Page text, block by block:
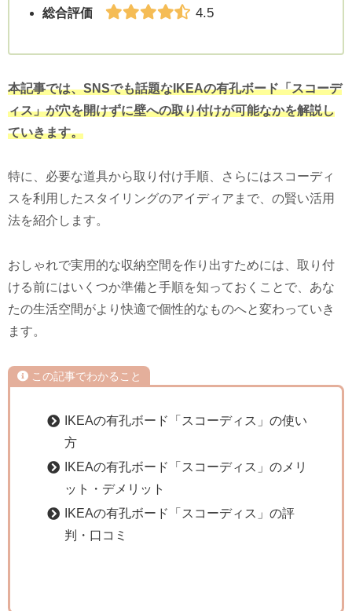
総合評価 4.5
本記事では、SNSでも話題なIKEAの有孔ボード「スコーデ
ィス」が穴を開けずに壁への取り付けが可能なかを解説し
ていきます。
特に、必要な道具から取り付け手順、さらにはスコーディ
スを利用したスタイリングのアイディアまで、の賢い活用
法を紹介します。
おしゃれで実用的な収納空間を作り出すためには、取り付
ける前にはいくつか準備と手順を知っておくことで、あな
たの生活空間がより快適で個性的なものへと変わっていき
ます。
この記事でわかること
IKEAの有孔ボード「スコーディス」の使い
方
IKEAの有孔ボード「スコーディス」のメリ
ット・デメリット
IKEAの有孔ボード「スコーディス」の評
判・口コミ